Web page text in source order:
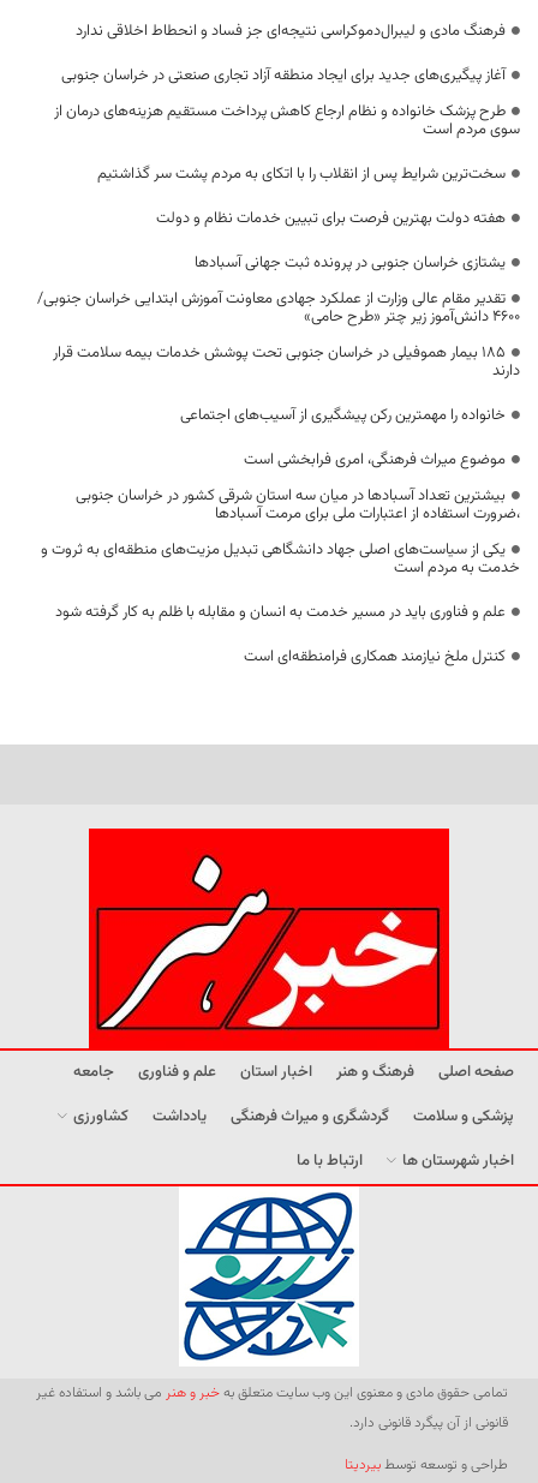
فرهنگ مادی و لیبرال‌دموکراسی نتیجه‌ای جز فساد و انحطاط اخلاقی ندارد
آغاز پیگیری‌های جدید برای ایجاد منطقه آزاد تجاری صنعتی در خراسان جنوبی
طرح پزشک خانواده و نظام ارجاع کاهش پرداخت مستقیم هزینه‌های درمان از
سوی مردم است
سخت‌ترین شرایط پس از انقلاب را با اتکای به مردم پشت سر گذاشتیم
هفته دولت بهترین فرصت برای تبیین خدمات نظام و دولت
یشتازی خراسان جنوبی در پرونده ثبت جهانی آسبادها
تقدیر مقام عالی وزارت از عملکرد جهادی معاونت آموزش ابتدایی خراسان جنوبی/
۴۶۰۰ دانش‌آموز زیر چتر «طرح حامی»
۱۸۵ بیمار هموفیلی در خراسان جنوبی تحت پوشش خدمات بیمه سلامت قرار
دارند
خانواده را مهمترین رکن پیشگیری از آسیب‌های اجتماعی
موضوع میراث فرهنگی، امری فرابخشی است
بیشترین تعداد آسبادها در میان سه استان شرقی کشور در خراسان جنوبی
،ضرورت استفاده از اعتبارات ملی برای مرمت آسبادها
یکی از سیاست‌های اصلی جهاد دانشگاهی تبدیل مزیت‌های منطقه‌ای به ثروت و
خدمت به مردم است
علم و فناوری باید در مسیر خدمت به انسان و مقابله با ظلم به کار گرفته شود
کنترل ملخ نیازمند همکاری فرامنطقه‌ای است
صفحه اصلی فرهنگ و هنر اخبار استان علم و فناوری
جامعه
پزشکی و سلامت
گردشگری و میراث فرهنگی یادداشت
کشاورزی
اخبار شهرستان ها
ارتباط با ما
تمامی حقوق مادی و معنوی این وب سایت متعلق بهخبر و هنر می باشد و استفاده غیر
قانونی از آن پیگرد قانونی دارد.
طراحی و توسعه توسطبیردیتا